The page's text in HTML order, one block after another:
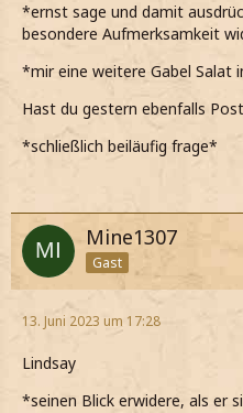
*ernst sage und damit
besondere Aufmerksamkeit
*mir eine weitere Gabel Salat
Hast du gestern ebenfalls
*schließlich beiläufig frage*
Mine1307
Gast
13. Juni 2023 um 17:28
Lindsay
*seinen Blick erwidere, als er